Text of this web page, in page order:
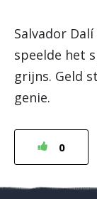
Salvador
speelde het
grijns. Geld
genie.
0